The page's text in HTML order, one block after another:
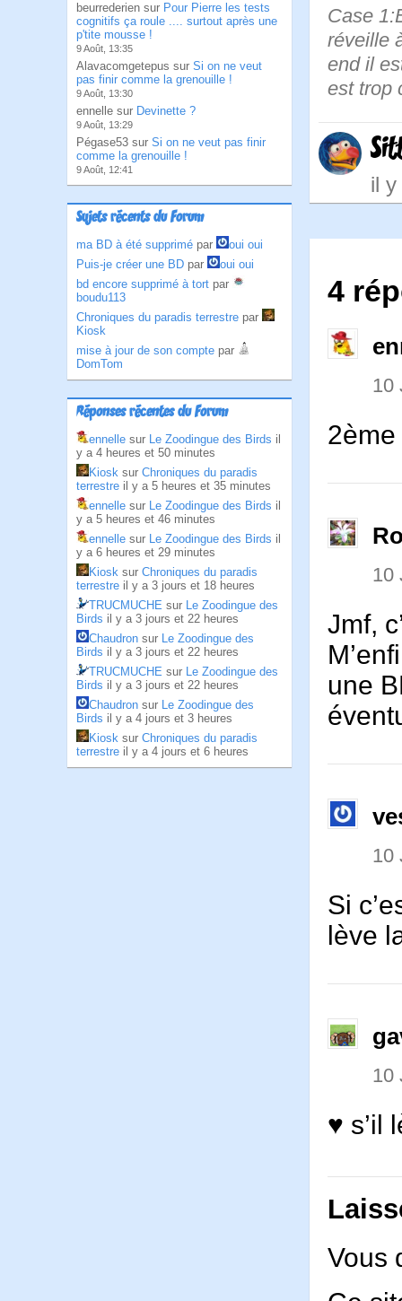
beurrederien sur Pour Pierre les tests
cognitifs ça roule .... surtout après une
p'tite mousse !
9 Août, 13:35
Alavacomgetepus sur Si on ne veut
pas finir comme la grenouille !
9 Août, 13:30
ennelle sur Devinette ?
9 Août, 13:29
Pégase53 sur Si on ne veut pas finir
comme la grenouille !
9 Août, 12:41
Sujets récents du Forum
ma BD à été supprimé par
oui oui
Puis-je créer une BD par
oui oui
bd encore supprimé à tort par
boudu113
Chroniques du paradis terrestre par
Kiosk
mise à jour de son compte par
DomTom
Réponses récentes du Forum
ennelle sur Le Zoodingue des Birds il
y a 4 heures et 50 minutes
Kiosk sur Chroniques du paradis
terrestre il y a 5 heures et 35 minutes
ennelle sur Le Zoodingue des Birds il
y a 5 heures et 46 minutes
ennelle sur Le Zoodingue des Birds il
y a 6 heures et 29 minutes
Kiosk sur Chroniques du paradis
terrestre il y a 3 jours et 18 heures
TRUCMUCHE sur Le Zoodingue des
Birds il y a 3 jours et 22 heures
Chaudron sur Le Zoodingue des
Birds il y a 3 jours et 22 heures
TRUCMUCHE sur Le Zoodingue des
Birds il y a 3 jours et 22 heures
Chaudron sur Le Zoodingue des
Birds il y a 4 jours et 3 heures
Kiosk sur Chroniques du paradis
terrestre il y a 4 jours et 6 heures
Case
réveille
end il
est trop
il y
4
10
10
Jmf,
une
10
Si
lève
10
♥ s’il
Vous